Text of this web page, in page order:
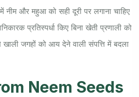
नीम और महुआ को सही दूरी पर लगाना चाहिए
प्रतिस्पर्धा किए बिना खेती प्रणाली को
जगहों को आय देने वाली संपत्ति में बदला
Neem Seeds